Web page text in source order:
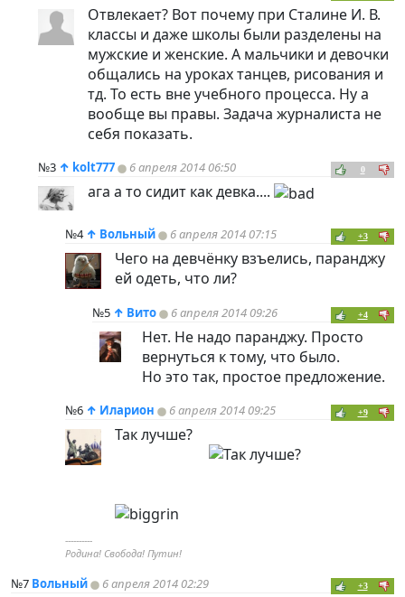
Отвлекает? Вот почему при Сталине И. В.
классы и даже школы были разделены на
мужские и женские. А мальчики и девочки
общались на уроках танцев, рисования и
тд. То есть вне учебного процесса. Ну а
вообще вы правы. Задача журналиста не
себя показать.
№3 ↑ kolt777 6 апреля 2014 06:50 0
ага а то сидит как девка....
№4 ↑ Вольный 6 апреля 2014 07:15 +3
Чего на девчёнку взъелись, паранджу
ей одеть, что ли?
№5 ↑ Вито 6 апреля 2014 09:26 +4
Нет. Не надо паранджу. Просто
вернуться к тому, что было.
Но это так, простое предложение.
№6 ↑ Иларион 6 апреля 2014 09:25 +9
Так лучше?
----------
Родина! Свобода! Путин!
№7 Вольный 6 апреля 2014 02:29 +3